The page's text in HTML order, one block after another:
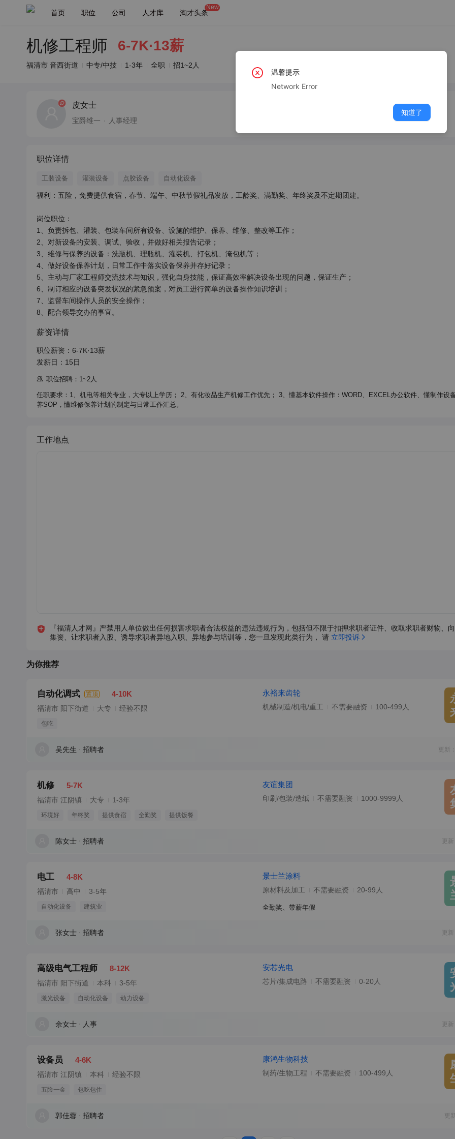
首页 职位 公司 人才库 淘才头条
New
机修工程师 6-7K·13薪
福清市 音西街道 中专/中技 1-3年 全职 招1~2人
皮女士
宝爵维一 人事经理
职位详情
工装设备 灌装设备 点胶设备 自动化设备
福利：五险，免费提供食宿，春节、端午、中秋节假礼品发放，工龄奖、满勤奖、年终奖及不定期团建。
岗位职位：
1、负责拆包、灌装、包装车间所有设备、设施的维护、保养、维修、整改等工作；
2、对新设备的安装、调试、验收，并做好相关报告记录；
3、维修与保养的设备：洗瓶机、理瓶机、灌装机、打包机、淹包机等；
4、做好设备保养计划，日常工作中落实设备保养并存好记录；
5、主动与厂家工程师交流技术与知识，强化自身技能，保证高效率解决设备出现的问题，保证生产；
6、制订相应的设备突发状况的紧急预案，对员工进行简单的设备操作知识培训；
7、监督车间操作人员的安全操作；
8、配合领导交办的事宜。
薪资详情
职位薪资：6-7K·13薪
发薪日：15日
职位招聘：1~2人
任职要求：1、机电等相关专业，大专以上学历； 2、有化妆品生产机修工作优先； 3、懂基本软件操作：WORD、EXCEL办公软件、懂制作设
养SOP，懂维修保养计划的制定与日常工作汇总。
工作地点
『福清人才网』严禁用人单位做出任何损害求职者合法权益的违法违规行为，包括但不限于扣押求职者证件、收取求职者财物、
集资、让求职者入股、诱导求职者异地入职、异地参与培训等，您一旦发现此类行为， 请 立即投诉
为你推荐
自动化调式 置顶 4-10K
福清市 阳下街道 大专 经验不限
包吃
永裕来齿轮
机械制造/机电/重工 不需要融资 100-499人
吴先生 招聘者 更新
机修 5-7K
福清市 江阴镇 大专 1-3年
环境好 年终奖 提供食宿 全勤奖 提供饭餐
友谊集团
印刷/包装/造纸 不需要融资 1000-9999人
陈女士 招聘者 更
电工 4-8K
福清市 高中 3-5年
自动化设备 建筑业
景士兰涂料
原材料及加工 不需要融资 20-99人
全勤奖、带薪年假
张女士 招聘者 更
高级电气工程师 8-12K
福清市 阳下街道 本科 3-5年
激光设备 自动化设备 动力设备
安芯光电
芯片/集成电路 不需要融资 0-20人
余女士 人事 更
设备员 4-6K
福清市 江阴镇 本科 经验不限
五险一金 包吃包住
康鸿生物科技
制药/生物工程 不需要融资 100-499人
郭佳蓉 招聘者 更
温馨提示
Network Error
知道了